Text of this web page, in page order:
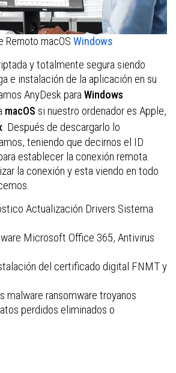
Remoto macOS Windows
y totalmente segura siendo
e instalación de la aplicación en su
AnyDesk para Windows
macOS si nuestro ordenador es Apple,
. Después de descargarlo lo
teniendo que decirnos el ID
establecer la conexión remota.
la conexión y esta viendo en todo
Actualización Drivers Sistema
Microsoft Office 365, Antivirus
del certificado digital FNMT y
malware ransomware troyanos
perdidos eliminados o